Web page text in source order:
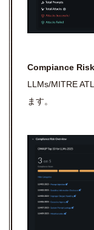
Compiance
LLMs/MITRE
ます。